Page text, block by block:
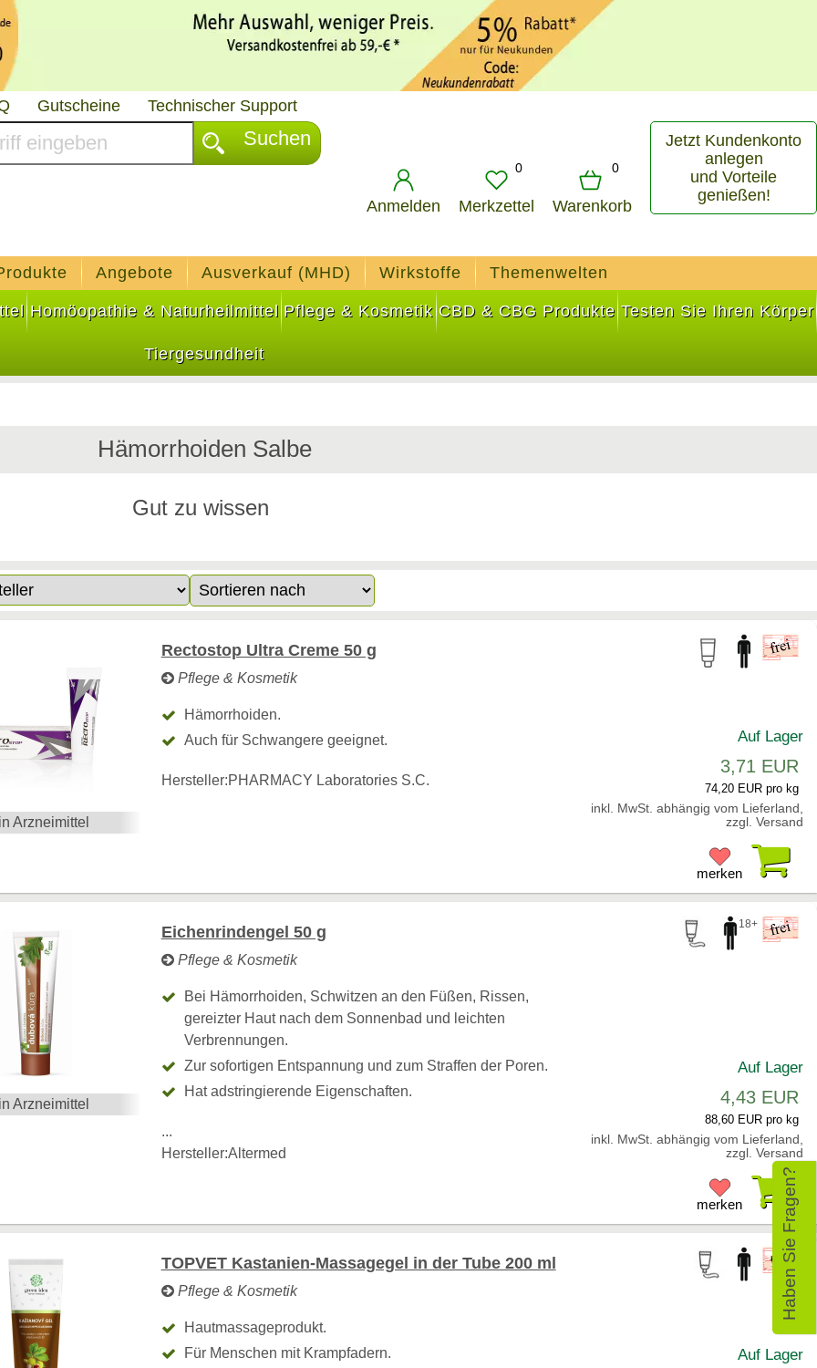
Gutscheine Technischer Support
Suchen
Anmelden
0
Merkzettel
0
Warenkorb
Jetzt Kundenkonto
anlegen
und Vorteile
genießen!
Angebote Ausverkauf (MHD) Wirkstoffe Themenwelten
Homöopathie & Naturheilmittel Pflege & Kosmetik CBD & CBG Produkte Testen Sie Ihren Körper
Tiergesundheit
Hämorrhoiden Salbe
Gut zu wissen
Arzneimittel
Rectostop Ultra Creme 50 g
Pflege & Kosmetik
Hämorrhoiden.
Auch für Schwangere geeignet.
Hersteller:PHARMACY Laboratories S.C.
Auf Lager
3,71 EUR
74,20 EUR pro kg
inkl. MwSt. abhängig vom Lieferland,
zzgl. Versand
merken
Arzneimittel
Eichenrindengel 50 g
Pflege & Kosmetik
Bei Hämorrhoiden, Schwitzen an den Füßen, Rissen,
gereizter Haut nach dem Sonnenbad und leichten
Verbrennungen.
Zur sofortigen Entspannung und zum Straffen der Poren.
Hat adstringierende Eigenschaften.
...
Hersteller:Altermed
18+
Auf Lager
4,43 EUR
88,60 EUR pro kg
inkl. MwSt. abhängig vom Lieferland,
zzgl. Versand
merken
TOPVET Kastanien-Massagegel in der Tube 200 ml
Pflege & Kosmetik
Hautmassageprodukt.
Für Menschen mit Krampfadern.
Auf Lager
Haben Sie Fragen?